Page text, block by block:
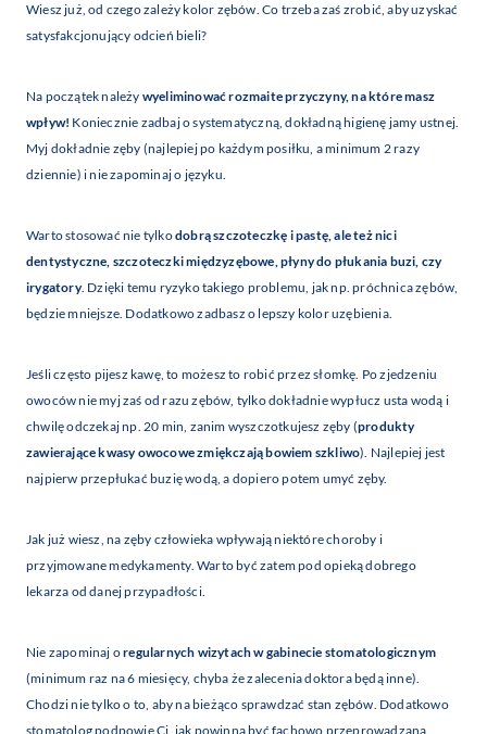
Wiesz już, od czego zależy kolor zębów. Co trzeba zaś zrobić, aby uzyskać
satysfakcjonujący odcień bieli?
Na początek należy wyeliminować rozmaite przyczyny, na które masz
wpływ! Koniecznie zadbaj o systematyczną, dokładną higienę jamy ustnej.
Myj dokładnie zęby (najlepiej po każdym posiłku, a minimum 2 razy
dziennie) i nie zapominaj o języku.
Warto stosować nie tylkodobrą szczoteczkę i pastę, ale też nici
dentystyczne, szczoteczki międzyzębowe, płyny do płukania buzi, czy
irygatory. Dzięki temu ryzyko takiego problemu, jak np. próchnica zębów,
będzie mniejsze. Dodatkowo zadbasz o lepszy kolor uzębienia.
Jeśli często pijesz kawę, to możesz to robić przez słomkę. Po zjedzeniu
owoców nie myj zaś od razu zębów, tylko dokładnie wypłucz usta wodą i
chwilę odczekaj np. 20 min, zanim wyszczotkujesz zęby (produkty
zawierające kwasy owocowe zmiękczają bowiem szkliwo). Najlepiej jest
najpierw przepłukać buzię wodą, a dopiero potem umyć zęby.
Jak już wiesz, na zęby człowieka wpływają niektóre choroby i
przyjmowane medykamenty. Warto być zatem pod opieką dobrego
lekarza od danej przypadłości.
Nie zapominaj oregularnych wizytach w gabinecie stomatologicznym
(minimum raz na 6 miesięcy, chyba że zalecenia doktora będą inne).
Chodzi nie tylko o to, aby na bieżąco sprawdzać stan zębów. Dodatkowo
stomatolog podpowie Ci, jak powinna być fachowo przeprowadzana